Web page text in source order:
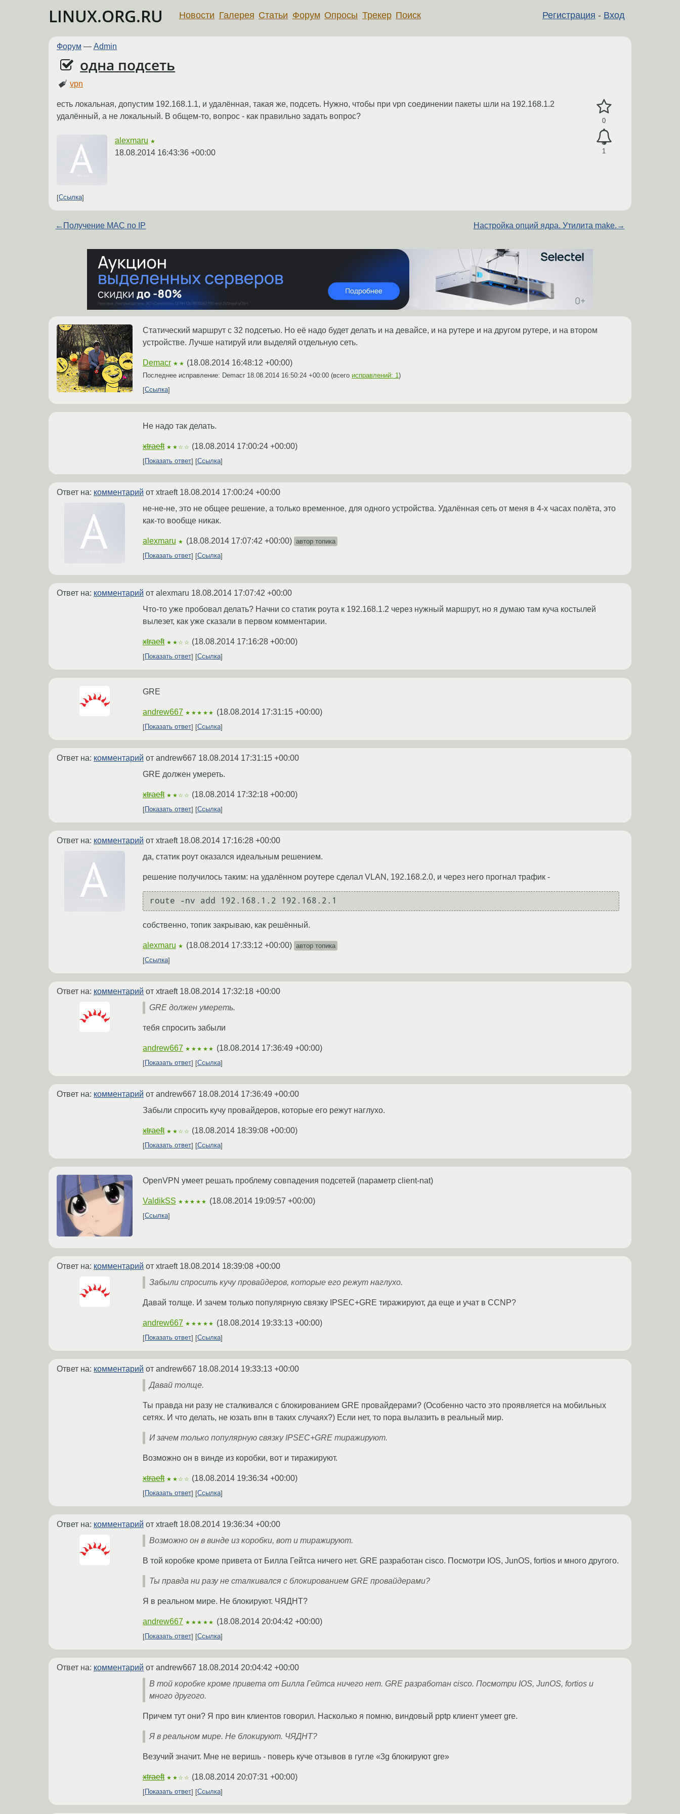
LINUX.ORG.RU Регистрация - Вход
Новости Галерея Статьи Форум Опросы Трекер Поиск
Форум — Admin
одна подсеть
vpn
0
1
есть локальная, допустим 192.168.1.1, и удалённая, такая же, подсеть. Нужно, чтобы при vpn соединении пакеты шли на 192.168.1.2
удалённый, а не локальный. В общем-то, вопрос - как правильно задать вопрос?
alexmaru ★
18.08.2014 16:43:36 +00:00
Ссылка
← Получение MAC по IP Настройка опций ядра. Утилита make. →
Статический маршрут с 32 подсетью. Но её надо будет делать и на девайсе, и на рутере и на другом рутере, и на втором
устройстве. Лучше натируй или выделяй отдельную сеть.
Demacr ★★ (18.08.2014 16:48:12 +00:00)
Последнее исправление: Demacr 18.08.2014 16:50:24 +00:00 (всего исправлений: 1 )
Ссылка
Не надо так делать.
xtraeft ★★☆☆ (18.08.2014 17:00:24 +00:00)
Показать ответ Ссылка
Ответ на: комментарий от xtraeft 18.08.2014 17:00:24 +00:00
не-не-не, это не общее решение, а только временное, для одного устройства. Удалённая сеть от меня в 4-х часах полёта, это
как-то вообще никак.
alexmaru ★ (18.08.2014 17:07:42 +00:00) автор топика
Показать ответ
Ссылка
Ответ на: комментарий от alexmaru 18.08.2014 17:07:42 +00:00
Что-то уже пробовал делать? Начни со статик роута к 192.168.1.2 через нужный маршрут, но я думаю там куча костылей
вылезет, как уже сказали в первом комментарии.
xtraeft ★★☆☆ (18.08.2014 17:16:28 +00:00)
Показать ответ Ссылка
GRE
andrew667 ★★★★★ (18.08.2014 17:31:15 +00:00)
Показать ответ Ссылка
Ответ на: комментарий от andrew667 18.08.2014 17:31:15 +00:00
GRE должен умереть.
xtraeft ★★☆☆ (18.08.2014 17:32:18 +00:00)
Показать ответ Ссылка
Ответ на: комментарий от xtraeft 18.08.2014 17:16:28 +00:00
да, статик роут оказался идеальным решением.
решение получилось таким: на удалённом роутере сделал VLAN, 192.168.2.0, и через него прогнал трафик -
route -nv add 192.168.1.2 192.168.2.1
собственно, топик закрываю, как решённый.
alexmaru ★ (18.08.2014 17:33:12 +00:00) автор топика
Ссылка
Ответ на: комментарий от xtraeft 18.08.2014 17:32:18 +00:00
GRE должен умереть.
тебя спросить забыли
andrew667 ★★★★★ (18.08.2014 17:36:49 +00:00)
Показать ответ Ссылка
Ответ на: комментарий от andrew667 18.08.2014 17:36:49 +00:00
Забыли спросить кучу провайдеров, которые его режут наглухо.
xtraeft ★★☆☆ (18.08.2014 18:39:08 +00:00)
Показать ответ Ссылка
OpenVPN умеет решать проблему совпадения подсетей (параметр client-nat)
ValdikSS ★★★★★ (18.08.2014 19:09:57 +00:00)
Ссылка
Ответ на: комментарий от xtraeft 18.08.2014 18:39:08 +00:00
Забыли спросить кучу провайдеров, которые его режут наглухо.
Давай толще. И зачем только популярную связку IPSEC+GRE тиражируют, да еще и учат в CCNP?
andrew667 ★★★★★ (18.08.2014 19:33:13 +00:00)
Показать ответ Ссылка
Ответ на: комментарий от andrew667 18.08.2014 19:33:13 +00:00
Давай толще.
Ты правда ни разу не сталкивался с блокированием GRE провайдерами? (Особенно часто это проявляется на мобильных
сетях. И что делать, не юзать впн в таких случаях?) Если нет, то пора вылазить в реальный мир.
И зачем только популярную связку IPSEC+GRE тиражируют.
Возможно он в винде из коробки, вот и тиражируют.
xtraeft ★★☆☆ (18.08.2014 19:36:34 +00:00)
Показать ответ Ссылка
Ответ на: комментарий от xtraeft 18.08.2014 19:36:34 +00:00
Возможно он в винде из коробки, вот и тиражируют.
В той коробке кроме привета от Билла Гейтса ничего нет. GRE разработан cisco. Посмотри IOS, JunOS, fortios и много другого.
Ты правда ни разу не сталкивался с блокированием GRE провайдерами?
Я в реальном мире. Не блокируют. ЧЯДНТ?
andrew667 ★★★★★ (18.08.2014 20:04:42 +00:00)
Показать ответ Ссылка
Ответ на: комментарий от andrew667 18.08.2014 20:04:42 +00:00
В той коробке кроме привета от Билла Гейтса ничего нет. GRE разработан cisco. Посмотри IOS, JunOS, fortios и
много другого.
Причем тут они? Я про вин клиентов говорил. Насколько я помню, виндовый pptp клиент умеет gre.
Я в реальном мире. Не блокируют. ЧЯДНТ?
Везучий значит. Мне не веришь - поверь куче отзывов в гугле «3g блокируют gre»
xtraeft ★★☆☆ (18.08.2014 20:07:31 +00:00)
Показать ответ Ссылка